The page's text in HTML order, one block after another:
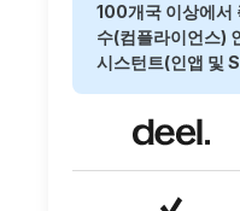
100개국 이상에서
수(컴플라이언스)
시스턴트(인앱 및